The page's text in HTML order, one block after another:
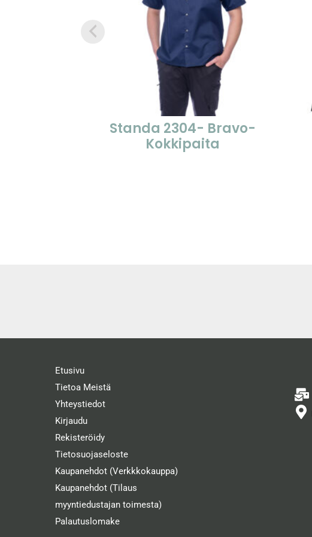
Standa 2304- Bravo-
Kokkipaita
Etusivu
Tietoa Meistä
Yhteystiedot
Kirjaudu
Rekisteröidy
Tietosuojaseloste
Kaupanehdot (Verkkkokauppa)
Kaupanehdot (Tilaus
myyntiedustajan toimesta)
Palautuslomake